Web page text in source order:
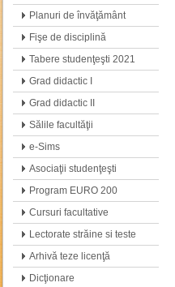
Planuri de învăţământ
Fişe de disciplină
Tabere studenţeşti 2021
Grad didactic I
Grad didactic II
Sălile facultăţii
e-Sims
Asociaţii studenţeşti
Program EURO 200
Cursuri facultative
(neogreacă, polonă,…
Lectorate străine si teste
internationale
Arhivă teze licenţă
Dicţionare